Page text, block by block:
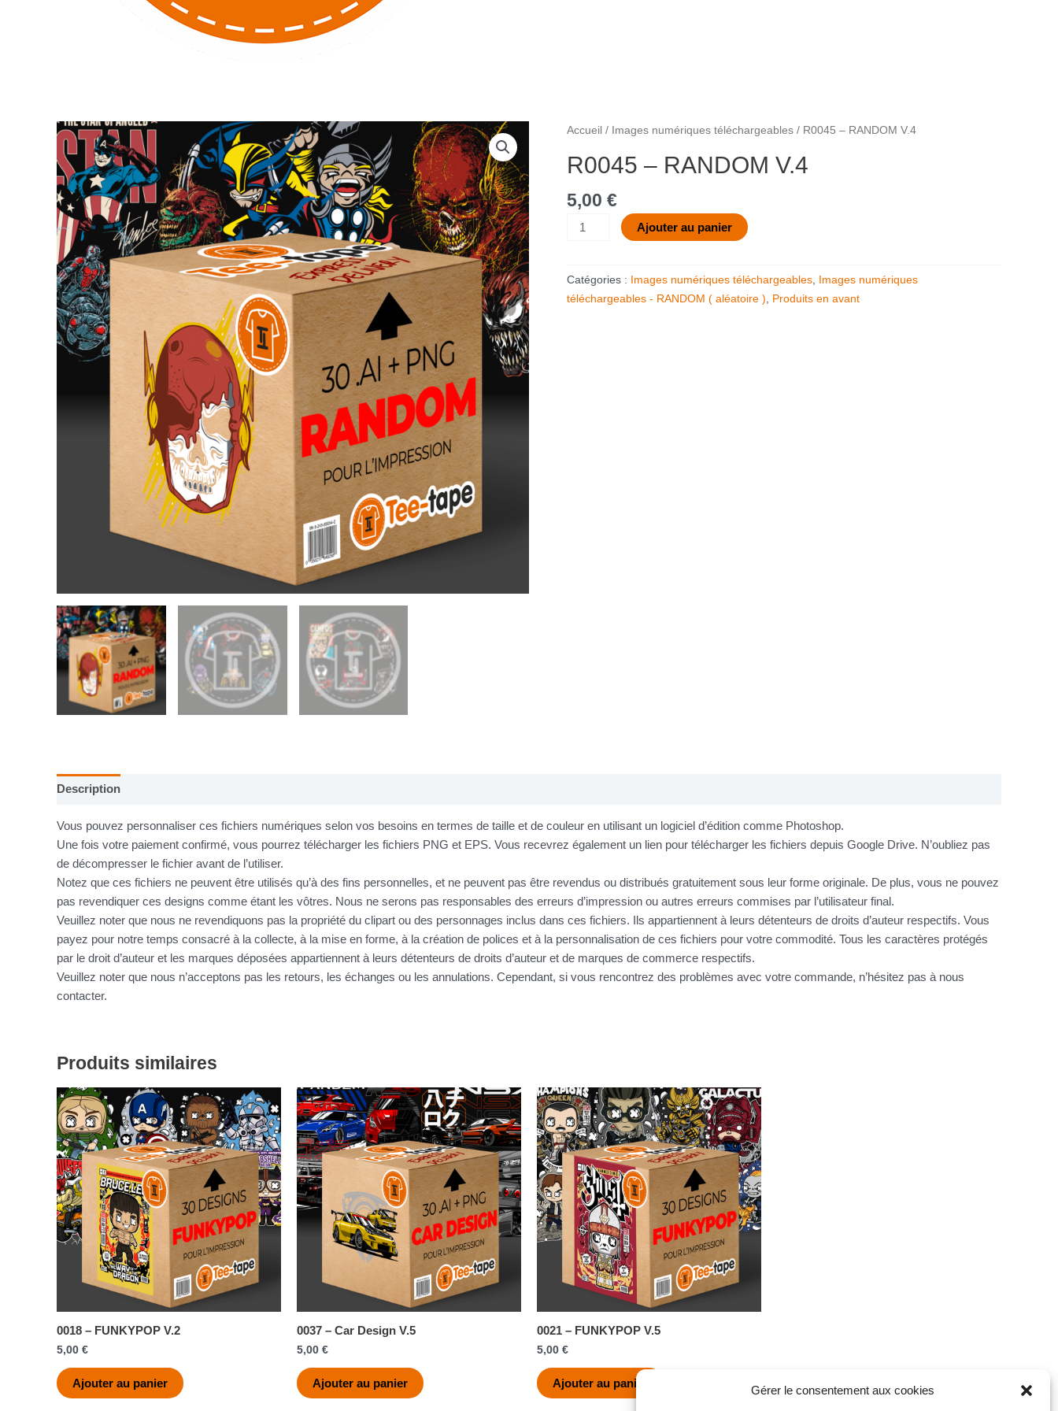
Gérer le consentement aux cookies
Accueil / Images numériques téléchargeables / R0045 – RANDOM V.4
R0045 – RANDOM V.4
5,00 €
quantité
R0045
RANDOM
V.4
Ajouter au panier
Catégories : Images numériques téléchargeables,
Images numériques
téléchargeables - RANDOM ( aléatoire ), Produits en avant
Description
Vous pouvez personnaliser ces fichiers numériques selon vos besoins en termes de taille et de couleur en utilisant un logiciel d’édition comme Photoshop.
Une fois votre paiement confirmé, vous pourrez télécharger les fichiers PNG et EPS. Vous recevrez également un lien pour télécharger les fichiers depuis Google Drive. N’oubliez pas
de décompresser le fichier avant de l’utiliser.
Notez que ces fichiers ne peuvent être utilisés qu’à des fins personnelles, et ne peuvent pas être revendus ou distribués gratuitement sous leur forme originale. De plus, vous ne pouvez
pas revendiquer ces designs comme étant les vôtres. Nous ne serons pas responsables des erreurs d’impression ou autres erreurs commises par l’utilisateur final.
Veuillez noter que nous ne revendiquons pas la propriété du clipart ou des personnages inclus dans ces fichiers. Ils appartiennent à leurs détenteurs de droits d’auteur respectifs. Vous
payez pour notre temps consacré à la collecte, à la mise en forme, à la création de polices et à la personnalisation de ces fichiers pour votre commodité. Tous les caractères protégés
par le droit d’auteur et les marques déposées appartiennent à leurs détenteurs de droits d’auteur et de marques de commerce respectifs.
Veuillez noter que nous n’acceptons pas les retours, les échanges ou les annulations. Cependant, si vous rencontrez des problèmes avec votre commande, n’hésitez pas à nous
contacter.
Produits similaires
0018 – FUNKYPOP V.2
5,00 €
Ajouter au panier
0037 – Car Design V.5
5,00 €
Ajouter au panier
0021 – FUNKYPOP V.5
5,00 €
Ajouter au panier